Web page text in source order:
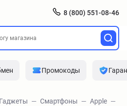
8 (800) 551-08-46
Промокоды
Смартфоны
Apple